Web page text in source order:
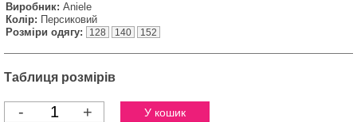
Виробник: Aniele
Колір: Персиковий
Розміри одягу:
128 140 152
Таблиця розмірів
- +